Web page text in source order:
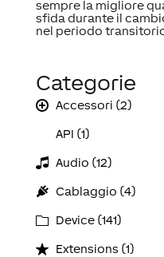
sempre la migliore
sfida durante il
nel periodo
Categorie
Accessori (2)
API (1)
Audio (12)
Cablaggio (4)
Device (141)
Extensions (1)